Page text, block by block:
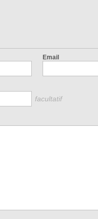
Email
facultatif